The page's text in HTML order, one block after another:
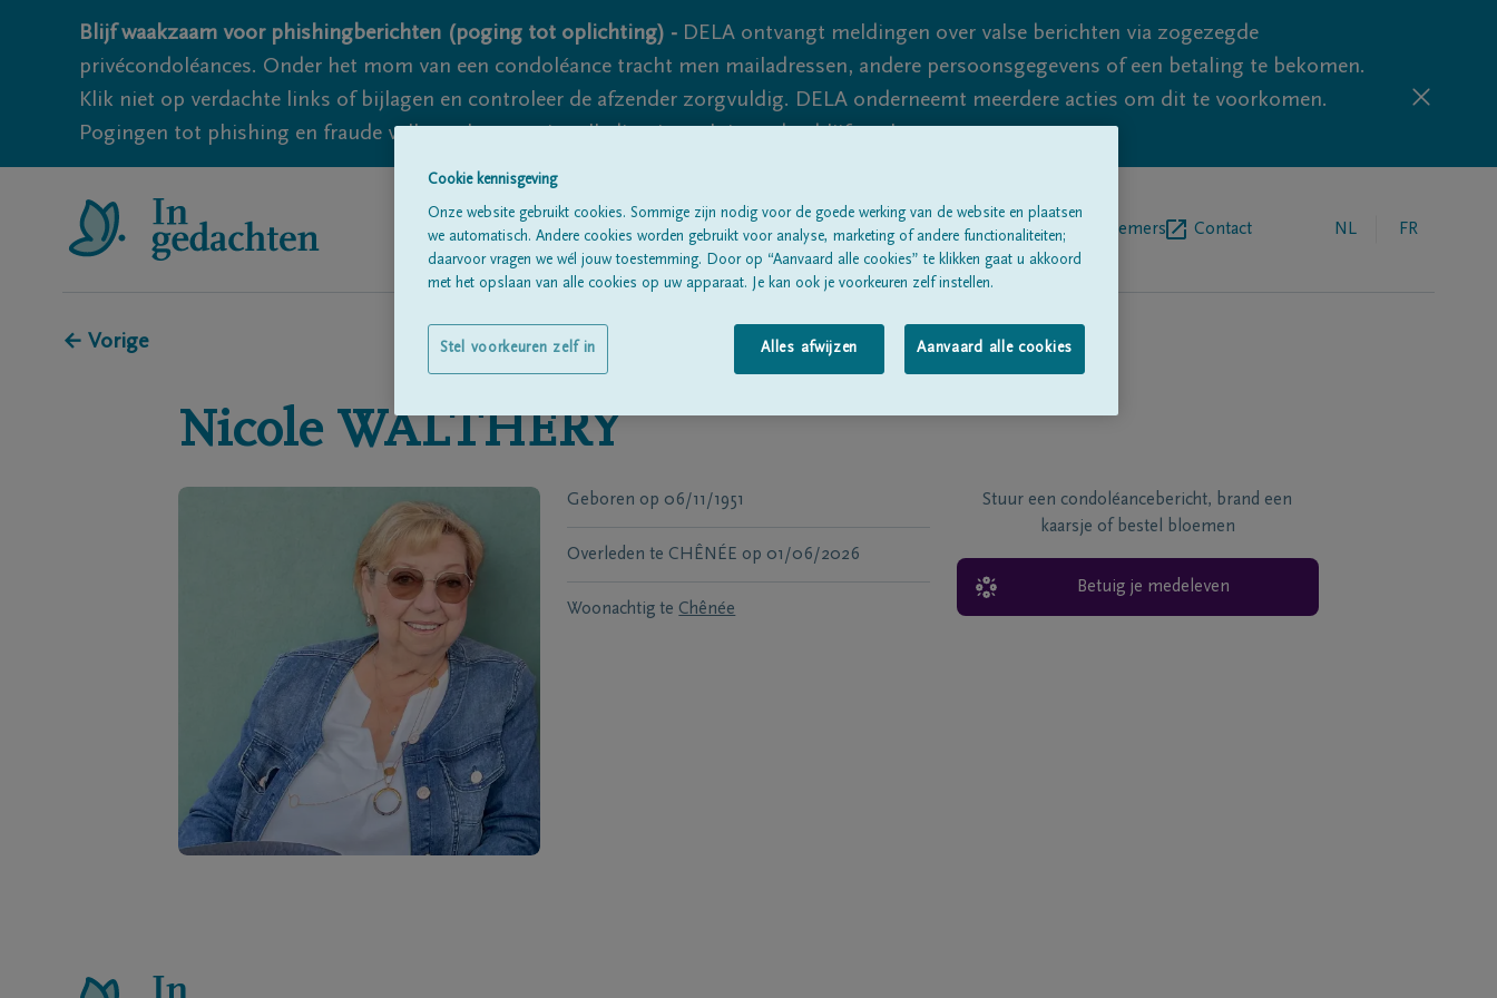
Blijf waakzaam voor phishingberichten (poging tot oplichting) - DELA ontvangt meldingen over valse berichten via zogezegde
privécondoléances. Onder het mom van een condoléance tracht men mailadressen, andere persoonsgegevens of een betaling te bekomen.
Klik niet op verdachte links of bijlagen en controleer de afzender zorgvuldig. DELA onderneemt meerdere acties om dit te voorkomen.
Pogingen tot phishing en fraude vallen echter nooit volledig uit te sluiten, dus blijf waakzaam.
Alle rouwberichtenOver onsBegrafenisondernemers Contact NL FR
← Vorige
Nicole WALTHÉRY
Geboren op 06/11/1951
Overleden te CHÊNÉE op 01/06/2026
Woonachtig te Chênée
Stuur een condoléancebericht, brand een
kaarsje of bestel bloemen
Betuig je medeleven
Cookie kennisgeving
Onze website gebruikt cookies. Sommige zijn nodig voor de goede werking van de website en plaatsen
we automatisch. Andere cookies worden gebruikt voor analyse, marketing of andere functionaliteiten;
daarvoor vragen we wél jouw toestemming. Door op “Aanvaard alle cookies” te klikken gaat u akkoord
met het opslaan van alle cookies op uw apparaat. Je kan ook je voorkeuren zelf instellen.
Alles afwijzen Aanvaard alle cookies
Stel voorkeuren zelf in